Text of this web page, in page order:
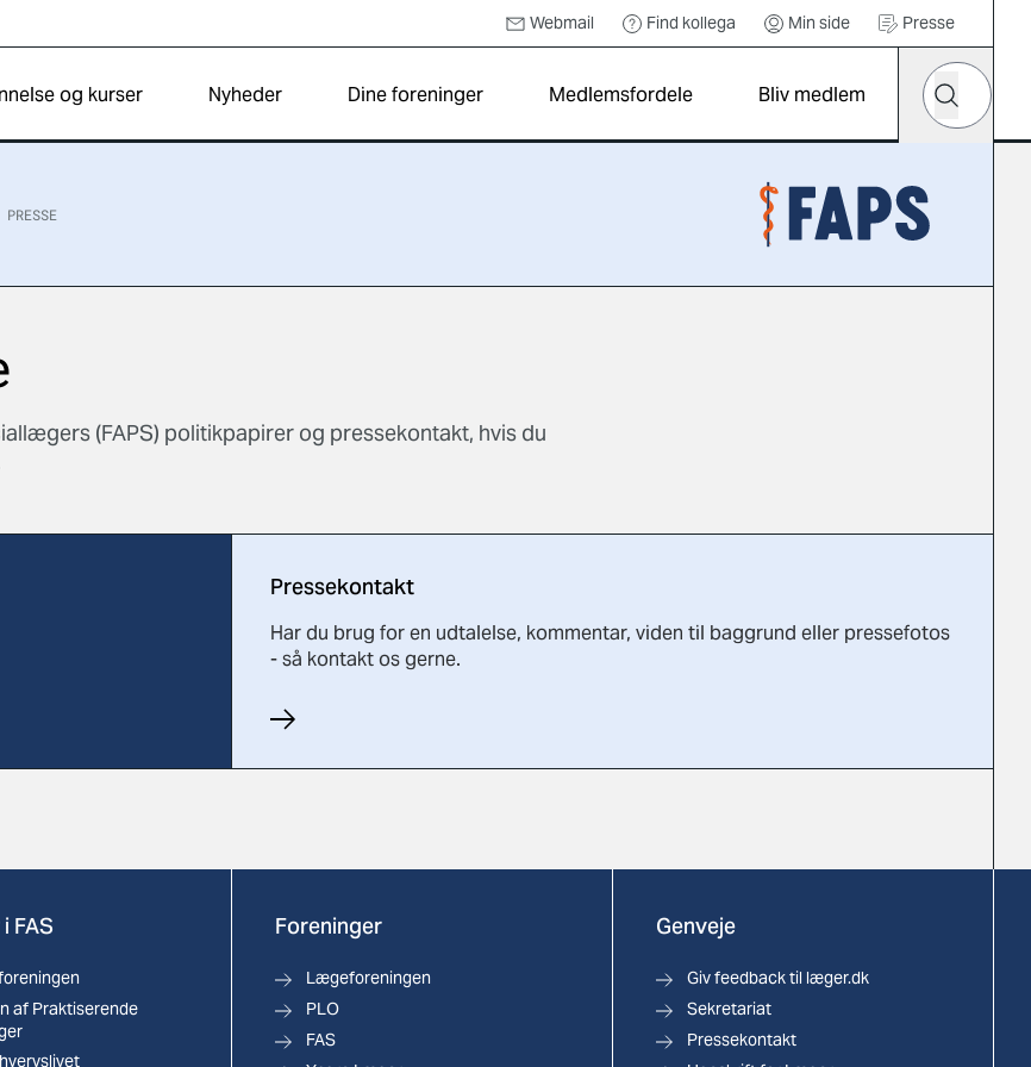
Webmail Find kollega Min side Presse
og kurser Nyheder Dine foreninger Medlemsfordele Bliv medlem
Hvad leder
Søg
(FAPS) politikpapirer og pressekontakt, hvis du
Pressekontakt
Har du brug for en udtalelse, kommentar, viden til baggrund eller pressefotos
- så kontakt os gerne.
FAS
af Praktiserende
Foreninger
Lægeforeningen
PLO
FAS
Genveje
Giv feedback til læger.dk
Sekretariat
Pressekontakt